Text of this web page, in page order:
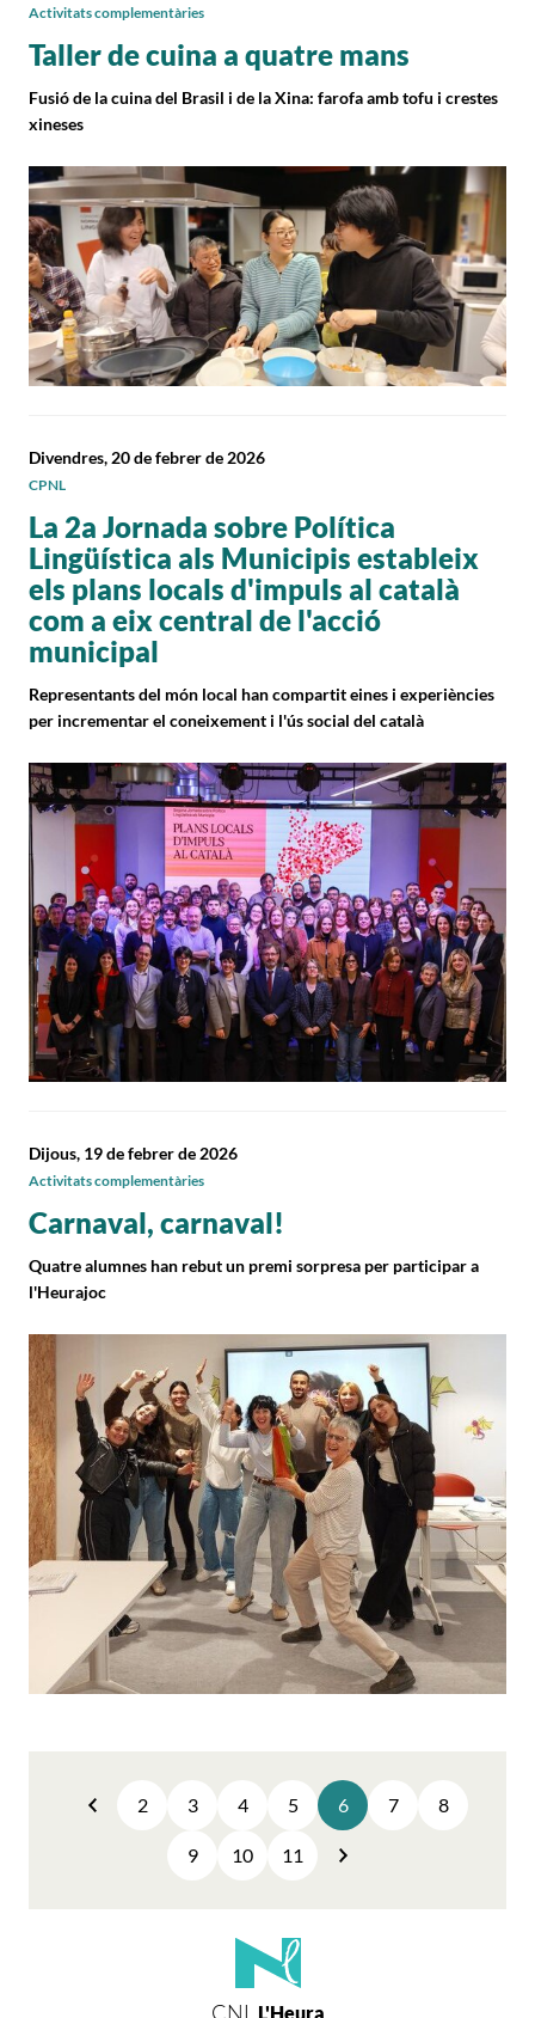
Taller de cuina a quatre mans
Fusió de la cuina del Brasil i de la Xina: farofa amb tofu i crestes
xineses
Activitats complementàries
La 2a Jornada sobre Política
Lingüística als Municipis estableix
els plans locals d'impuls al català
com a eix central de l'acció
municipal
Representants del món local han compartit eines i experiències
per incrementar el coneixement i l'ús social del català
Divendres, 20 de febrer de 2026
CPNL
Carnaval, carnaval!
Quatre alumnes han rebut un premi sorpresa per participar a
l'Heurajoc
Dijous, 19 de febrer de 2026
Activitats complementàries
Anterior
2 3 4 5 6 7 8
9 10 11
Següent
CNL L'Heura